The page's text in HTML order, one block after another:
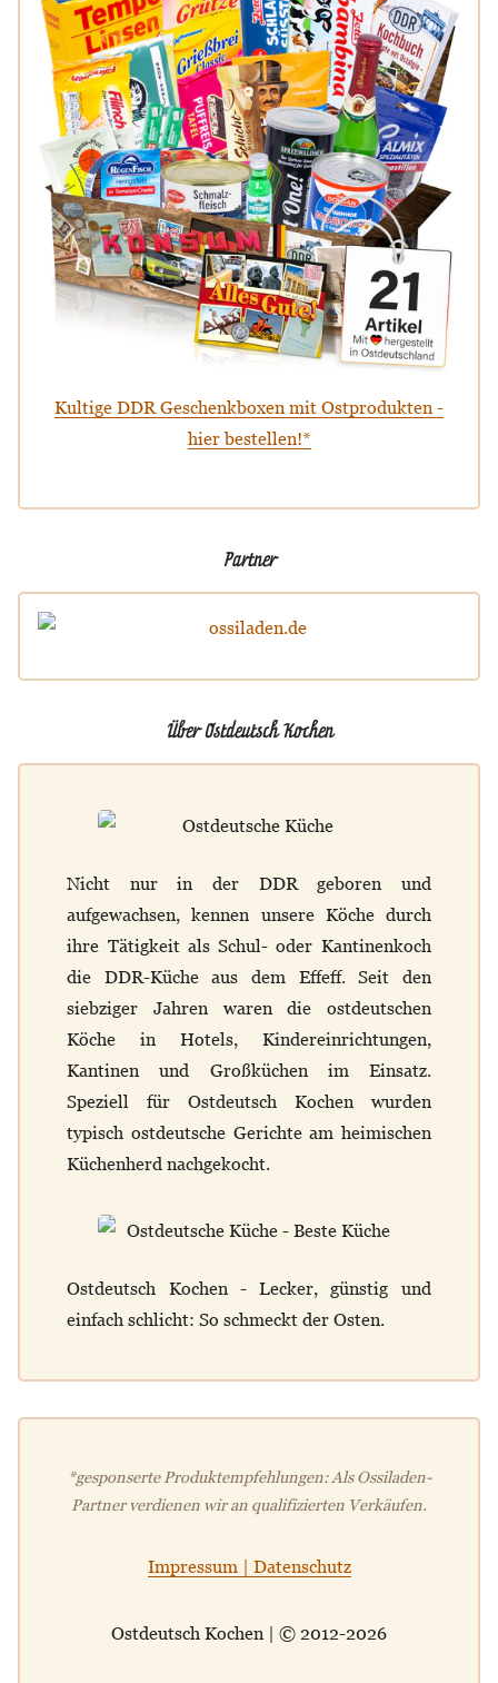
Kultige DDR Geschenkboxen mit Ostprodukten -
hier bestellen!*
Partner
Über Ostdeutsch Kochen
Nicht nur in der DDR geboren und
aufgewachsen, kennen unsere Köche durch
ihre Tätigkeit als Schul- oder Kantinenkoch
die DDR-Küche aus dem Effeff. Seit den
siebziger Jahren waren die ostdeutschen
Köche in Hotels, Kindereinrichtungen,
Kantinen und Großküchen im Einsatz.
Speziell für Ostdeutsch Kochen wurden
typisch ostdeutsche Gerichte am heimischen
Küchenherd nachgekocht.
Ostdeutsch Kochen - Lecker, günstig und
einfach schlicht: So schmeckt der Osten.
*gesponserte Produktempfehlungen: Als Ossiladen-
Partner verdienen wir an qualifizierten Verkäufen.
Impressum | Datenschutz
Ostdeutsch Kochen | © 2012-2026